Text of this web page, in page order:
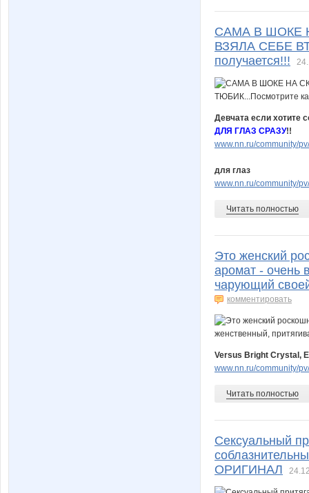
САМА В ШОКЕ
ВЗЯЛА СЕБЕ
получается!!!
Девчата если хотите
ДЛЯ ГЛАЗ СРАЗУ!!
www.nn.ru/community/
для глаз
www.nn.ru/community/
Читать полностью
Это женский
аромат - очень
чарующий
комментировать
Versus Bright Crystal,
www.nn.ru/community/
Читать полностью
Сексуальный
ОРИГИНАЛ